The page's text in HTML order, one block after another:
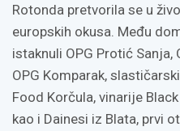
Rotonda pretvorila se u
europskih okusa. Među
istaknuli OPG Protić Sanja,
OPG Komparak,
Food Korčula, vinarije
kao i Dainesi iz Blata, prvi